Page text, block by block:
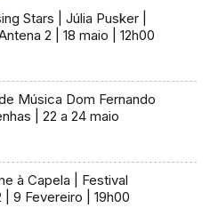
Stars | Júlia Pusker |
2 | 18 maio | 12h00
Música Dom Fernando
| 22 a 24 maio
à Capela | Festival
| 9 Fevereiro | 19h00